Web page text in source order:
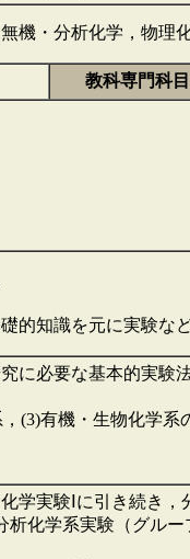
機・分析化学，物理
教科専門科目
礎的知識を元に実験
に必要な基本的実験
，(3)有機・生物化学
学実験Ⅰに引き続き
析化学系実験（グル